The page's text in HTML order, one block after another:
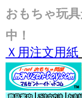
おもちゃ玩
中！
Ｘ用注文用紙